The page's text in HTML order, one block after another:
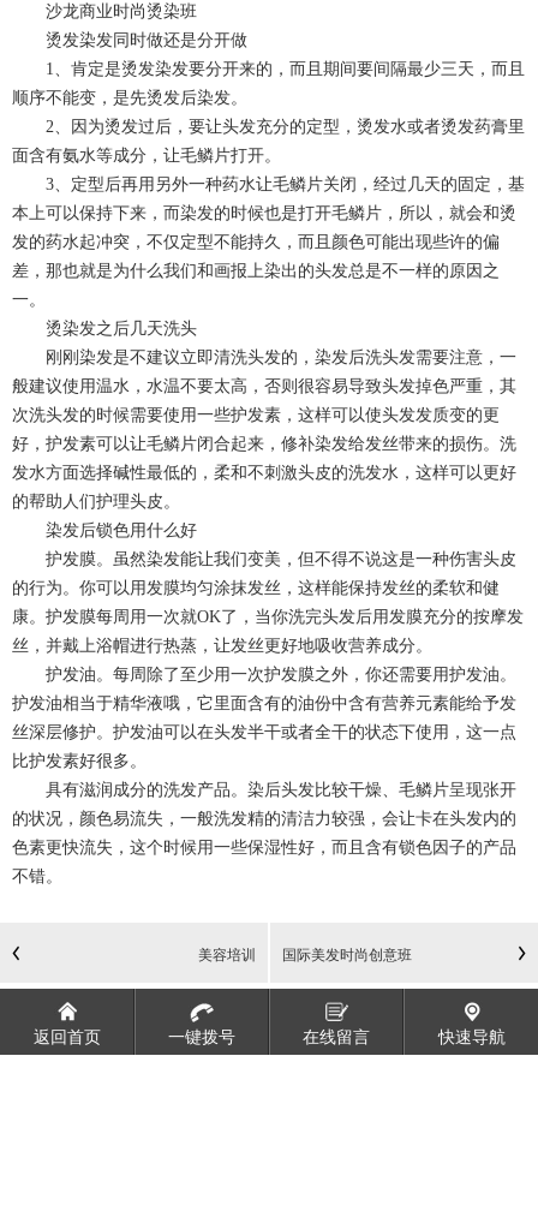
沙龙商业时尚烫染班
烫发染发同时做还是分开做
1、肯定是烫发染发要分开来的，而且期间要间隔最少三天，而且
顺序不能变，是先烫发后染发。
2、因为烫发过后，要让头发充分的定型，烫发水或者烫发药膏里
面含有氨水等成分，让毛鳞片打开。
3、定型后再用另外一种药水让毛鳞片关闭，经过几天的固定，基
本上可以保持下来，而染发的时候也是打开毛鳞片，所以，就会和烫
发的药水起冲突，不仅定型不能持久，而且颜色可能出现些许的偏
差，那也就是为什么我们和画报上染出的头发总是不一样的原因之
一。
烫染发之后几天洗头
刚刚染发是不建议立即清洗头发的，染发后洗头发需要注意，一
般建议使用温水，水温不要太高，否则很容易导致头发掉色严重，其
次洗头发的时候需要使用一些护发素，这样可以使头发发质变的更
好，护发素可以让毛鳞片闭合起来，修补染发给发丝带来的损伤。洗
发水方面选择碱性最低的，柔和不刺激头皮的洗发水，这样可以更好
的帮助人们护理头皮。
染发后锁色用什么好
护发膜。虽然染发能让我们变美，但不得不说这是一种伤害头皮
的行为。你可以用发膜均匀涂抹发丝，这样能保持发丝的柔软和健
康。护发膜每周用一次就OK了，当你洗完头发后用发膜充分的按摩发
丝，并戴上浴帽进行热蒸，让发丝更好地吸收营养成分。
护发油。每周除了至少用一次护发膜之外，你还需要用护发油。
护发油相当于精华液哦，它里面含有的油份中含有营养元素能给予发
丝深层修护。护发油可以在头发半干或者全干的状态下使用，这一点
比护发素好很多。
具有滋润成分的洗发产品。染后头发比较干燥、毛鳞片呈现张开
的状况，颜色易流失，一般洗发精的清洁力较强，会让卡在头发内的
色素更快流失，这个时候用一些保湿性好，而且含有锁色因子的产品
不错。
美容培训 国际美发时尚创意班
返回首页 一键拨号 在线留言 快速导航